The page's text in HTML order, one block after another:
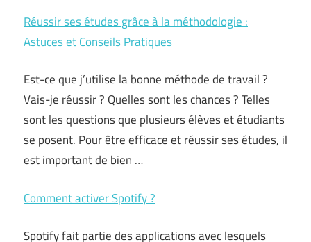
Réussir ses études grâce à la méthodologie :
Astuces et Conseils Pratiques
Est-ce que j’utilise la bonne méthode de travail ?
Vais-je réussir ? Quelles sont les chances ? Telles
sont les questions que plusieurs élèves et étudiants
se posent. Pour être efficace et réussir ses études, il
est important de bien …
Comment activer Spotify ?
Spotify fait partie des applications avec lesquels